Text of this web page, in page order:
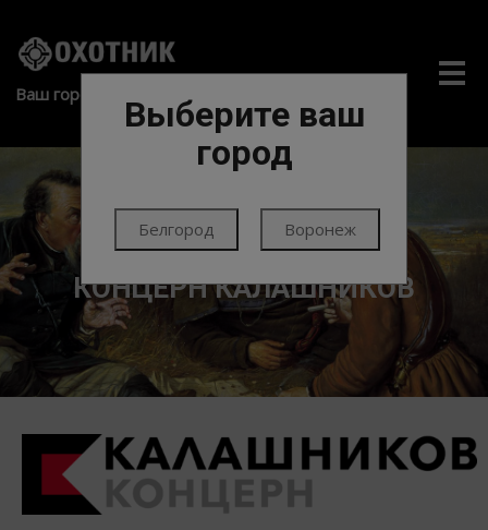
Ваш город:
Выберите ваш
город
Белгород Воронеж
ГЛАВНАЯ
КОНЦЕРН КАЛАШНИКОВ